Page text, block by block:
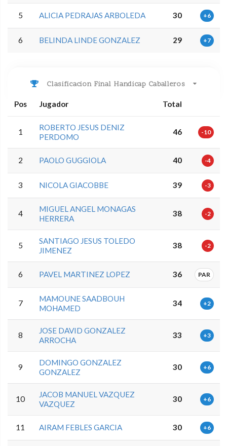
5 ALICIA PEDRAJAS ARBOLEDA 30 +6
6 BELINDA LINDE GONZALEZ 29 +7
Clasificacion Final Handicap Caballeros
Pos Jugador Total
1
ROBERTO JESUS DENIZ
PERDOMO
46 -10
2 PAOLO GUGGIOLA 40 -4
3 NICOLA GIACOBBE 39 -3
4
MIGUEL ANGEL MONAGAS
HERRERA
38 -2
5
SANTIAGO JESUS TOLEDO
JIMENEZ
38 -2
6 PAVEL MARTINEZ LOPEZ 36 PAR
7
MAMOUNE SAADBOUH
MOHAMED
34 +2
8
JOSE DAVID GONZALEZ
ARROCHA
33 +3
9
DOMINGO GONZALEZ
GONZALEZ
30 +6
10
JACOB MANUEL VAZQUEZ
VAZQUEZ
30 +6
11 AIRAM FEBLES GARCIA 30 +6